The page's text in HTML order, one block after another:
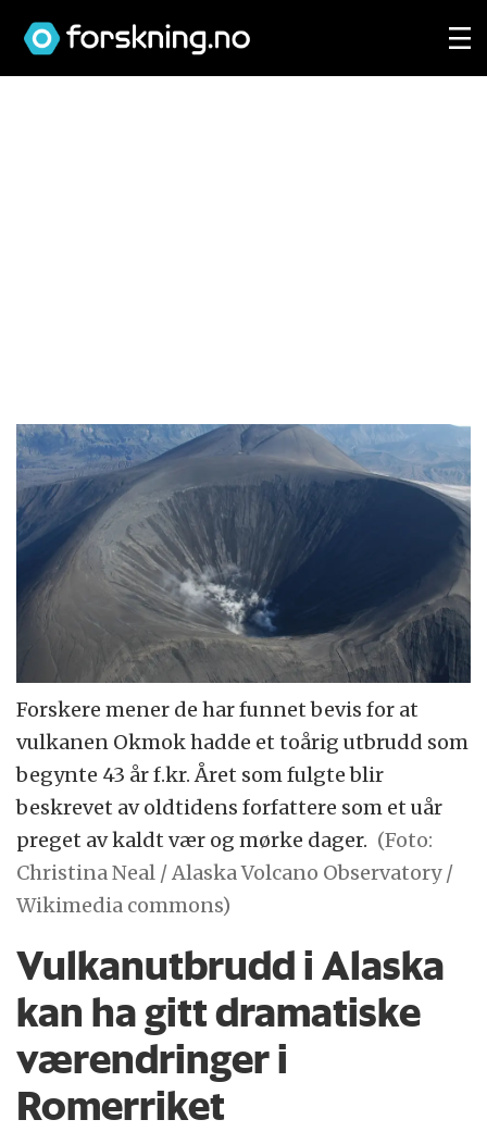
Forskere mener de har funnet bevis for at
vulkanen Okmok hadde et toårig utbrudd som
begynte 43 år f.kr. Året som fulgte blir
beskrevet av oldtidens forfattere som et uår
preget av kaldt vær og mørke dager. (Foto:
Christina Neal / Alaska Volcano Observatory /
Wikimedia commons)
Vulkanutbrudd i Alaska
kan ha gitt dramatiske
værendringer i
Romerriket